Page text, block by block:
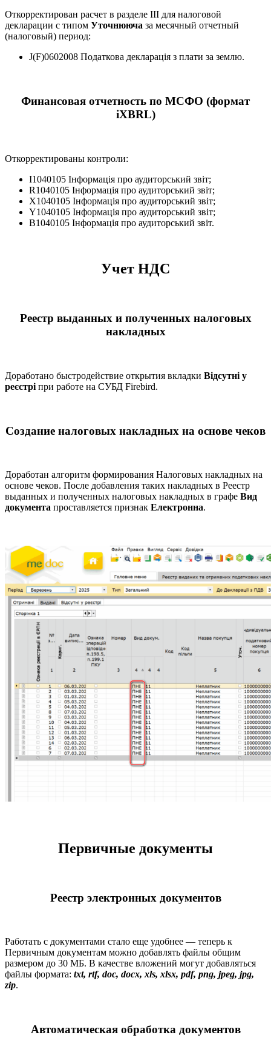
Откорректирован расчет в разделе ІІІ для налоговой
декларации с типом Уточнююча за месячный отчетный
(налоговый) период:
J(F)0602008 Податкова декларація з плати за землю.
Финансовая отчетность по МСФО (формат
iXBRL)
Откорректированы контроли:
I1040105 Інформація про аудиторський звіт;
R1040105 Інформація про аудиторський звіт;
X1040105 Інформація про аудиторський звіт;
Y1040105 Інформація про аудиторський звіт;
B1040105 Інформація про аудиторський звіт.
Учет НДС
Реестр выданных и полученных налоговых
накладных
Доработано быстродействие открытия вкладки Відсутні у
реєстрі при работе на СУБД Firebird.
Создание налоговых накладных на основе чеков
Доработан алгоритм формирования Налоговых накладных на
основе чеков. После добавления таких накладных в Реестр
выданных и полученных налоговых накладных в графе Вид
документа проставляется признак Електронна.
Первичные документы
Реестр электронных документов
Работать с документами стало еще удобнее — теперь к
Первичным документам можно добавлять файлы общим
размером до 30 МБ. В качестве вложений могут добавляться
файлы формата: txt, rtf, doc, docx, xls, xlsx, pdf, png, jpeg, jpg,
zip.
Автоматическая обработка документов